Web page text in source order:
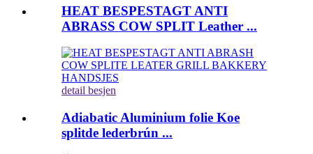
HEAT BESPESTAGT ANTI
ABRASS COW SPLIT Leather ...
detail besjen
Adiabatic Aluminium folie Koe
splitde lederbrún ...